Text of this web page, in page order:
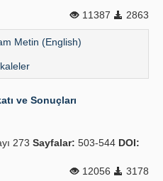
11387
2863
Metin (English)
ve Sonuçları
273 Sayfalar: 503-544 DOI:
12056
3178